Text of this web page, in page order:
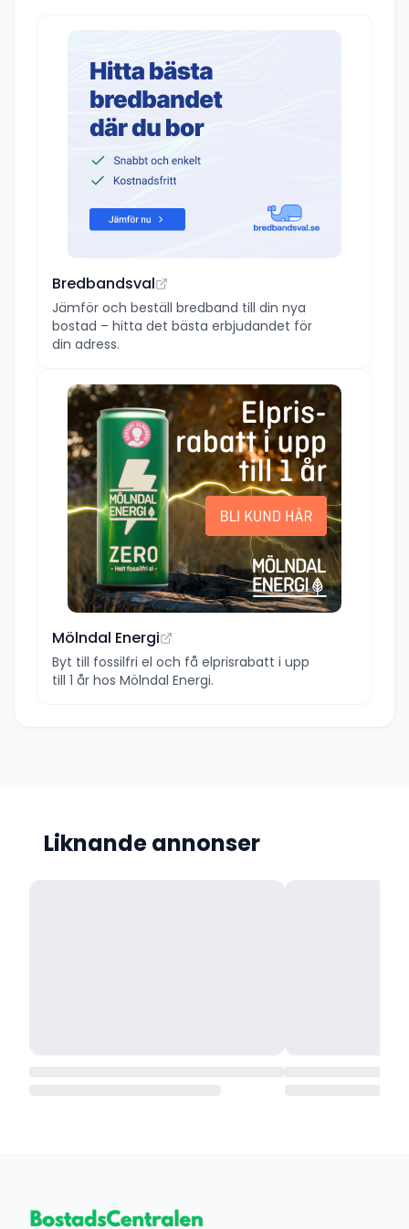
Bredbandsval
Jämför och beställ bredband till din nya
bostad – hitta det bästa erbjudandet för
din adress.
Mölndal Energi
Byt till fossilfri el och få elprisrabatt i upp
till 1 år hos Mölndal Energi.
Liknande annonser